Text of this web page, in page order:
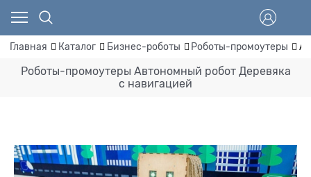
Главная Каталог Бизнес-роботы Роботы-промоутеры
Роботы-промоутеры Автономный робот Деревяка
с навигацией